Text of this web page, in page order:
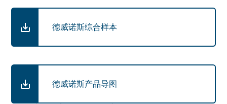
德威诺斯综合样本
德威诺斯产品导图